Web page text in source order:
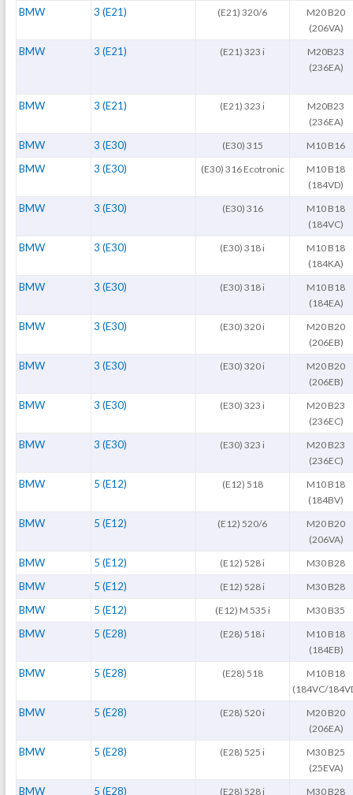
BMW 3 (E21) (E21) 320/6
M20 B20
(206VA)
BMW 3 (E21) (E21) 323 i
M20B23
(236EA)
BMW 3 (E21) (E21) 323 i
M20B23
(236EA)
BMW 3 (E30) (E30) 315 M10 B16
BMW 3 (E30) (E30) 316 Ecotronic
M10 B18
(184VD)
BMW 3 (E30) (E30) 316
M10 B18
(184VC)
BMW 3 (E30) (E30) 318 i
M10 B18
(184KA)
BMW 3 (E30) (E30) 318 i
M10 B18
(184EA)
BMW 3 (E30) (E30) 320 i
M20 B20
(206EB)
BMW 3 (E30) (E30) 320 i
M20 B20
(206EB)
BMW 3 (E30) (E30) 323 i
M20 B23
(236EC)
BMW 3 (E30) (E30) 323 i
M20 B23
(236EC)
BMW 5 (E12) (E12) 518
M10 B18
(184BV)
BMW 5 (E12) (E12) 520/6
M20 B20
(206VA)
BMW 5 (E12) (E12) 528 i M30 B28
BMW 5 (E12) (E12) 528 i M30 B28
BMW 5 (E12) (E12) M 535 i M30 B35
BMW 5 (E28) (E28) 518 i
M10 B18
(184EB)
BMW 5 (E28) (E28) 518
M10 B18
(184VC/
BMW 5 (E28) (E28) 520 i
M20 B20
(206EA)
BMW 5 (E28) (E28) 525 i
M30 B25
(25EVA)
BMW 5 (E28) (E28) 528 i M30 B28